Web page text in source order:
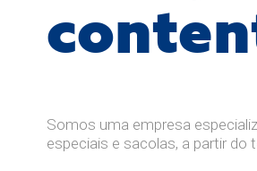
Somos uma empresa
especiais e sacolas, a partir do